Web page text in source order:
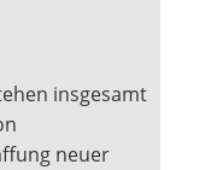
insgesamt
neuer